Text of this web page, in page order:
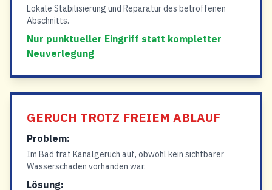
Lokale Stabilisierung und Reparatur des betroffenen
Abschnitts.
Nur punktueller Eingriff statt kompletter
Neuverlegung
GERUCH TROTZ FREIEM ABLAUF
Problem:
Im Bad trat Kanalgeruch auf, obwohl kein sichtbarer
Wasserschaden vorhanden war.
Lösung: